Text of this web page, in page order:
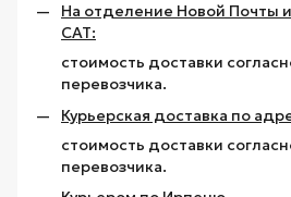
На отделение Новой Почты
САТ:
стоимость доставки
перевозчика.
Курьерская доставка по
стоимость доставки
перевозчика.